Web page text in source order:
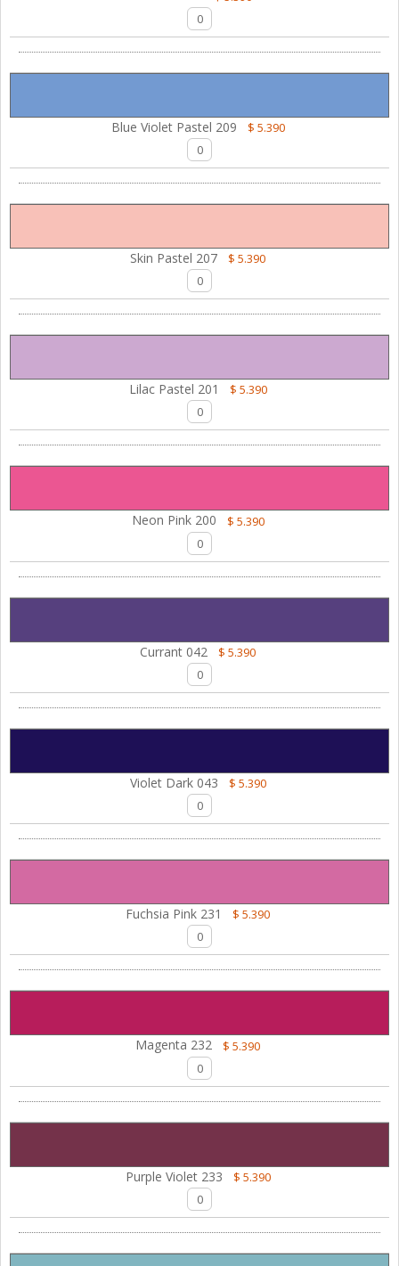
Blue Violet Pastel 209 $ 5.390
Skin Pastel 207 $ 5.390
Lilac Pastel 201 $ 5.390
Neon Pink 200 $ 5.390
Currant 042 $ 5.390
Violet Dark 043 $ 5.390
Fuchsia Pink 231 $ 5.390
Magenta 232 $ 5.390
Purple Violet 233 $ 5.390